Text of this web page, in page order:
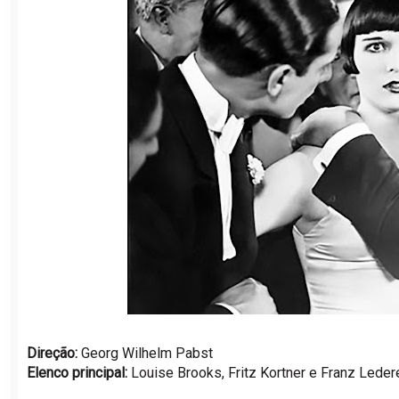
Direção: Georg Wilhelm Pabst
Elenco principal: Louise Brooks, Fritz Kortner e Franz